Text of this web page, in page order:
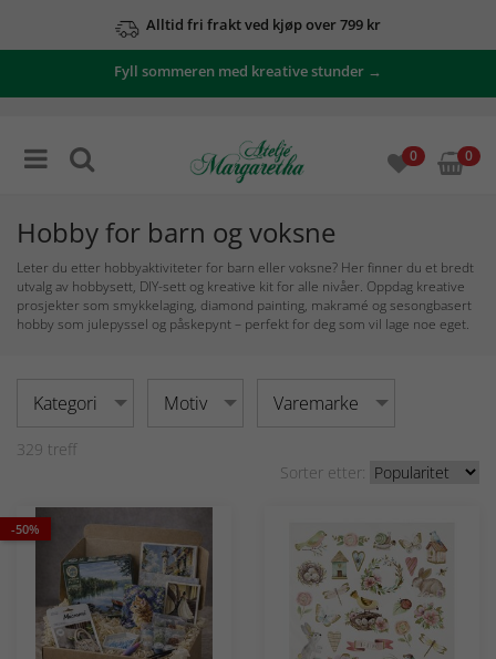
Se våre tilbud her
Fyll sommeren med kreative stunder →
0 0
Hobby for barn og voksne
Leter du etter hobbyaktiviteter for barn eller voksne? Her finner du et bredt
utvalg av hobbysett, DIY-sett og kreative kit for alle nivåer. Oppdag kreative
prosjekter som smykkelaging, diamond painting, makramé og sesongbasert
hobby som julepyssel og påskepynt – perfekt for deg som vil lage noe eget.
Kategori Motiv Varemarke
329 treff
Sorter etter:
-50%